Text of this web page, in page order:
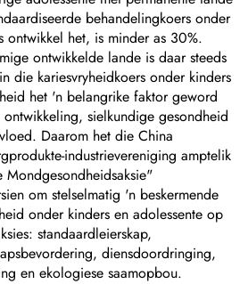
behandelingkoers onder
ontwikkel het, is minder as 30%.
ontwikkelde lande is daar steeds
die kariesvryheidkoers onder kinders
het 'n belangrike faktor geword
sielkundige gesondheid
Daarom het die China
industrievereniging amptelik
om stelselmatig 'n beskermende
onder kinders en adolessente op
standaardleierskap,
diensdoordringing,
en ekologiese saamopbou.